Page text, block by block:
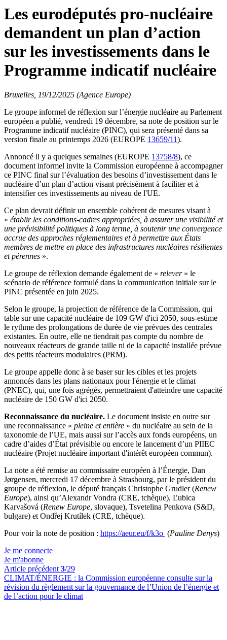
Les eurodéputés pro-nucléaire
demandent un plan d’action
sur les investissements dans le
Programme indicatif nucléaire
Bruxelles, 19/12/2025 (Agence Europe)
Le groupe informel de réflexion sur l’énergie nucléaire au Parlement
européen a publié, vendredi 19 décembre, sa note de position sur le
Programme indicatif nucléaire (PINC), qui sera présenté dans sa
version finale au printemps 2026 (EUROPE 13659/11).
Annoncé il y a quelques semaines (EUROPE 13758/8), ce
document informel invite la Commission européenne à accompagner
ce PINC final sur l’évaluation des besoins d’investissement dans le
nucléaire d’un plan d’action visant précisément à faciliter et à
intensifier ces investissements au niveau de l'UE.
Ce plan devrait définir un ensemble cohérent de mesures visant à
« établir les conditions-cadres appropriées, à assurer une visibilité et
une prévisibilité politiques à long terme, à soutenir une convergence
accrue des approches réglementaires et à permettre aux États
membres de mettre en place des infrastructures nucléaires résilientes
et pérennes ».
Le groupe de réflexion demande également de « relever » le
scénario de référence formulé dans la communication initiale sur le
PINC présentée en juin 2025.
Selon le groupe, la projection de référence de la Commission, qui
table sur une capacité nucléaire de 109 GW d'ici 2050, sous-estime
le rythme des prolongations de durée de vie prévues des centrales
existantes. En outre, elle ne tiendrait pas compte du nombre de
nouveaux réacteurs de grande taille ni de la capacité installée prévue
des petits réacteurs modulaires (PRM).
Le groupe appelle donc à se baser sur les cibles et les projets
annoncés dans les plans nationaux pour l'énergie et le climat
(PNEC), qui, une fois agrégés, permettraient d'atteindre une capacité
nucléaire de 150 GW d'ici 2050.
Reconnaissance du nucléaire. Le document insiste en outre sur
une reconnaissance « pleine et entière » du nucléaire au sein de la
taxonomie de l’UE, mais aussi sur l’accès aux fonds européens, un
cadre d’aides d’État prévisible ou encore le lancement d’un PIIEC
nucléaire (Projet nucléaire important d'intérêt européen commun).
La note a été remise au commissaire européen à l’Énergie, Dan
Jørgensen, mercredi 17 décembre à Strasbourg, par le président du
groupe de réflexion, le député français Christophe Grudler (Renew
Europe), ainsi qu’Alexandr Vondra (CRE, tchèque), Ľubica
Karvašová (Renew Europe, slovaque), Tsvetelina Penkova (S&D,
bulgare) et Ondřej Krutílek (CRE, tchèque).
Pour voir la note de position : https://aeur.eu/f/k3o (Pauline Denys)
Je me connecte
Je m'abonne
Article précédent 3/29
CLIMAT/ÉNERGIE : la Commission européenne consulte sur la
révision du règlement sur la gouvernance de l’Union de l’énergie et
de l’action pour le climat